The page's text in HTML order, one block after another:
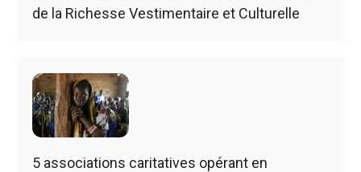
de la Richesse Vestimentaire et Culturelle
5 associations caritatives opérant en